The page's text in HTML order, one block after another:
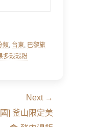
類, 台東, 巴黎旅
多穀穀粉
Next →
] 釜山限定美